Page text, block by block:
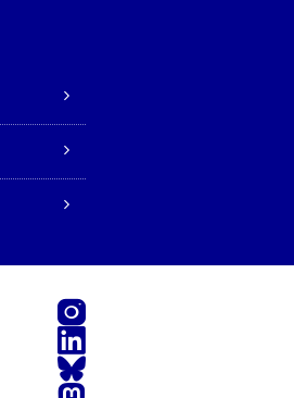
Instagram
LinkedIn
Bluesky
Mastodon